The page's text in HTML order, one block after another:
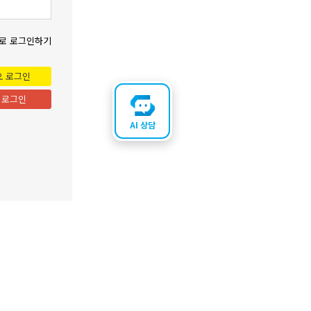
로그인하기
로그인
그인
AI 상담